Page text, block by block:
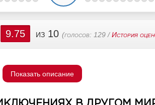
9.75 из 10 (голосов: 129 /История
Показать описание